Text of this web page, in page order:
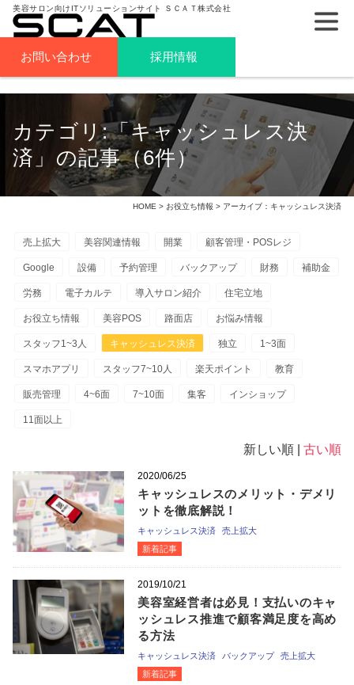
美容サロン向けITソリューションサイト ＳＣＡＴ株式会社
お問い合わせ 採用情報
カテゴリ:「キャッシュレス決
済」の記事（6件）
HOME > お役立ち情報 > アーカイブ：キャッシュレス決済
売上拡大 美容関連情報 開業 顧客管理・POSレジ
Google 設備 予約管理 バックアップ 財務 補助金
労務 電子カルテ 導入サロン紹介 住宅立地
お役立ち情報 美容POS 路面店 お悩み情報
スタッフ1~3人 キャッシュレス決済 独立 1~3面
スマホアプリ スタッフ7~10人 楽天ポイント 教育
販売管理 4~6面 7~10面 集客 インショップ
11面以上
新しい順 | 古い順
2020/06/25
キャッシュレスのメリット・デメリ
ットを徹底解説！
キャッシュレス決済
売上拡大
新着記事
2019/10/21
美容室経営者は必見！支払いのキャ
ッシュレス推進で顧客満足度を高め
る方法
キャッシュレス決済 バックアップ 売上拡大
新着記事